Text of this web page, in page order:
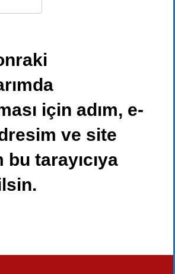
için adım, e-
ve site
tarayıcıya